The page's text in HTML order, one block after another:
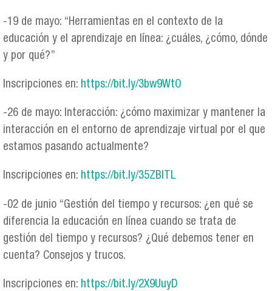
-19 de mayo: “Herramientas en el contexto de la
educación y el aprendizaje en línea: ¿cuáles, ¿cómo, dónde
y por qué?”
Inscripciones en: https://bit.ly/3bw9WtO
-26 de mayo: Interacción: ¿cómo maximizar y mantener la
interacción en el entorno de aprendizaje virtual por el que
estamos pasando actualmente?
Inscripciones en: https://bit.ly/35ZBlTL
-02 de junio “Gestión del tiempo y recursos: ¿en qué se
diferencia la educación en línea cuando se trata de
gestión del tiempo y recursos? ¿Qué debemos tener en
cuenta? Consejos y trucos.
Inscripciones en: https://bit.ly/2X9UuyD